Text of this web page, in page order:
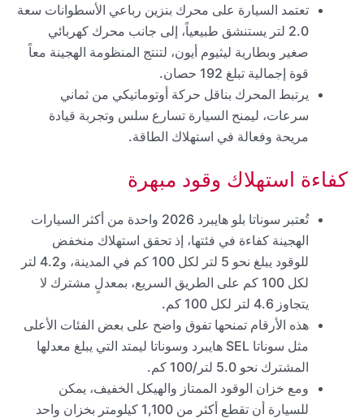
تعتمد السيارة على محرك بنزين رباعي الأسطوانات سعة
2.0 لتر يستنشق طبيعياً، إلى جانب محرك كهربائي
صغير وبطارية ليثيوم أيون، لتنتج المنظومة الهجينة معاً
قوة إجمالية تبلغ 192 حصان.
يرتبط المحرك بناقل حركة أوتوماتيكي من ثماني
سرعات، ليمنح السيارة تسارع سلس وتجربة قيادة
مريحة وفعالة في استهلاك الطاقة.
كفاءة استهلاك وقود مبهرة
تُعتبر سوناتا بلو هايبرد 2026 واحدة من أكثر السيارات
الهجينة كفاءة في فئتها، إذ تحقق استهلاك منخفض
للوقود يبلغ نحو 5 لتر لكل 100 كم في المدينة، و4.2 لتر
لكل 100 كم على الطريق السريع، بمعدلٍ مشترك لا
يتجاوز 4.6 لتر لكل 100 كم.
هذه الأرقام تمنحها تفوق واضح على بعض الفئات الأعلى
مثل سوناتا SEL هايبرد وسوناتا ليمتد التي يبلغ معدلها
المشترك نحو 5.0 لتر/100 كم.
ومع خزان الوقود الممتاز والهيكل الخفيف، يمكن
للسيارة أن تقطع أكثر من 1,100 كيلومتر بخزان واحد